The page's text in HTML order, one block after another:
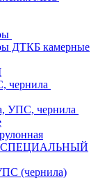
ДТКБ камерные
чернила
УПС, чернила
(чернила)